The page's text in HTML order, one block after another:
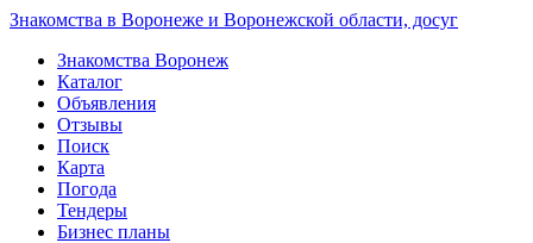
Знакомства в Воронеже и Воронежской области, досуг
Знакомства Воронеж
Каталог
Объявления
Отзывы
Поиск
Карта
Погода
Тендеры
Бизнес планы